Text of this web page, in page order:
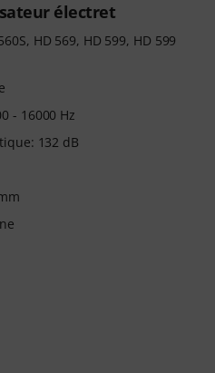
électret
HD 569, HD 599, HD 599
- 16000 Hz
132 dB